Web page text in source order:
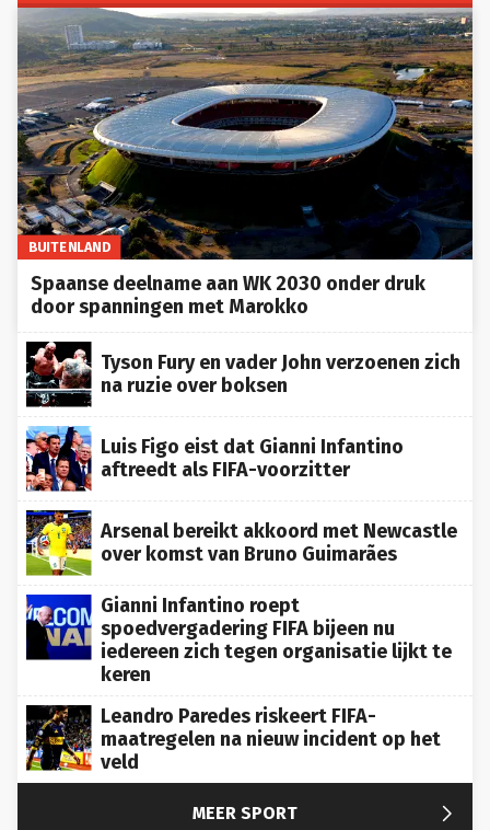
BUITENLAND
Spaanse deelname aan WK 2030 onder druk
door spanningen met Marokko
Tyson Fury en vader John verzoenen zich
na ruzie over boksen
Luis Figo eist dat Gianni Infantino
aftreedt als FIFA-voorzitter
Arsenal bereikt akkoord met Newcastle
over komst van Bruno Guimarães
Gianni Infantino roept
spoedvergadering FIFA bijeen nu
iedereen zich tegen organisatie lijkt te
keren
Leandro Paredes riskeert FIFA-
maatregelen na nieuw incident op het
veld
MEER SPORT 